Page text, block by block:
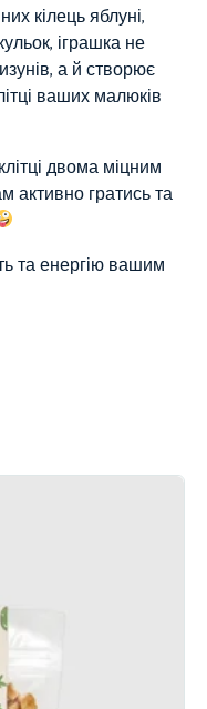
кілець яблуні,
іграшка не
а й створює
ваших малюків
двома міцним
активно гратись та
та енергію вашим